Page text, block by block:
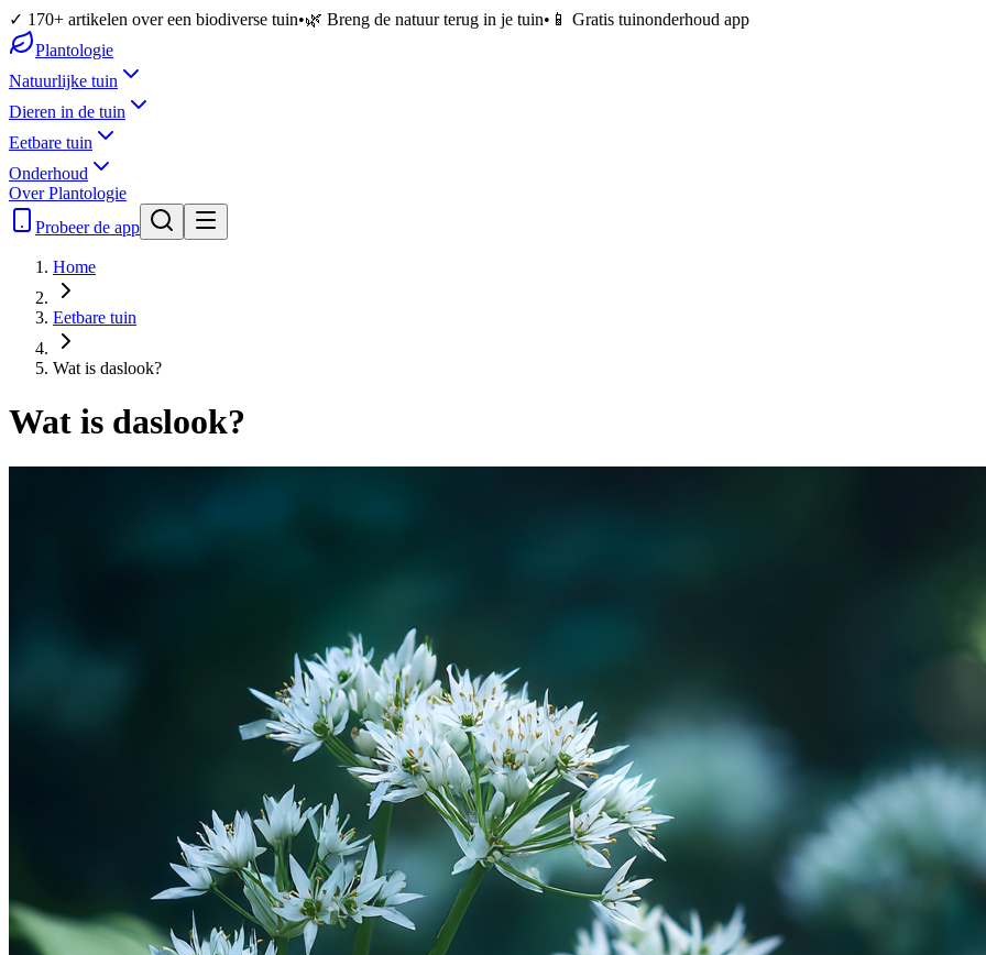
✓ 170+ artikelen over een biodiverse tuin•🌿 Breng de natuur terug in je tuin• 📱 Gratis tuinonderhoud app
Plantologie
Natuurlijke tuin
Dieren in de tuin
Eetbare tuin
Onderhoud
Over Plantologie
Probeer de app
Home
Eetbare tuin
Wat is daslook?
Wat is daslook?